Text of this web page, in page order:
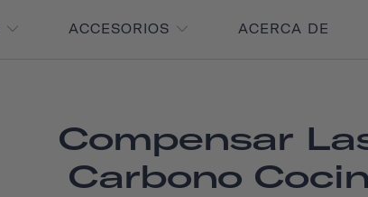
ACCESORIOS ACERCA DE
Compensar
Carbono